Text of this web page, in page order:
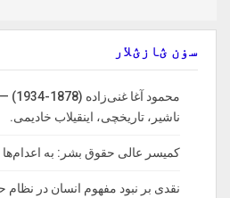
سۏن ؽازؽلار
محمود
ناشیر، تاریخچی، اینقیلاب خادیمی.
کمیسر عالی حقوق بشر: به اعدام‌ها
نقدی بر نبود مفهوم انسان در نظام